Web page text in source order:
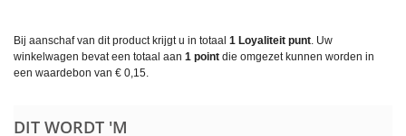
Bij aanschaf van dit product krijgt u in totaal 1 Loyaliteit punt. Uw
winkelwagen bevat een totaal aan 1 point die omgezet kunnen worden in
een waardebon van € 0,15.
DIT WORDT 'M